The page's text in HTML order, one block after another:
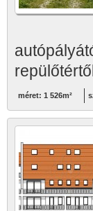
méret: 1 526m²